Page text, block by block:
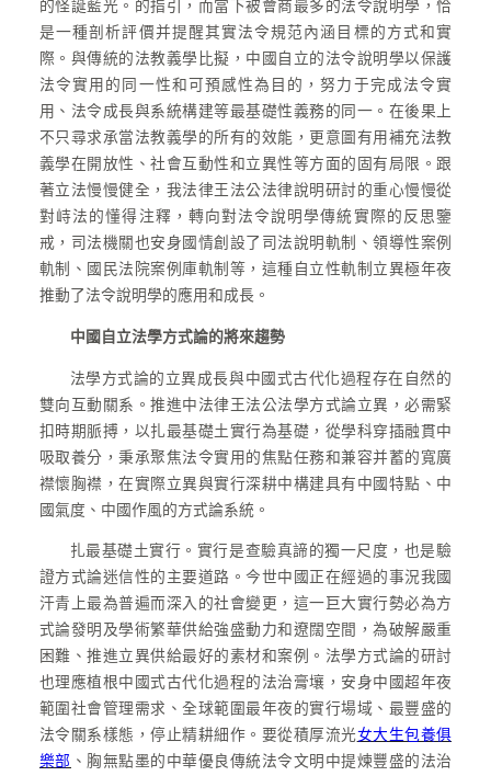
的怪誕藍光。的指引，而當下被會商最多的法令說明學，恰
是一種剖析評價并提醒其實法令規范內涵目標的方式和實
際。與傳統的法教義學比擬，中國自立的法令說明學以保護
法令實用的同一性和可預感性為目的，努力于完成法令實
用、法令成長與系統構建等最基礎性義務的同一。在後果上
不只尋求承當法教義學的所有的效能，更意圖有用補充法教
義學在開放性、社會互動性和立異性等方面的固有局限。跟
著立法慢慢健全，我法律王法公法律說明研討的重心慢慢從
對峙法的懂得注釋，轉向對法令說明學傳統實際的反思鑒
戒，司法機關也安身國情創設了司法說明軌制、領導性案例
軌制、國民法院案例庫軌制等，這種自立性軌制立異極年夜
推動了法令說明學的應用和成長。
中國自立法學方式論的將來趨勢
法學方式論的立異成長與中國式古代化過程存在自然的
雙向互動關系。推進中法律王法公法學方式論立異，必需緊
扣時期脈搏，以扎最基礎土實行為基礎，從學科穿插融貫中
吸取養分，秉承聚焦法令實用的焦點任務和兼容并蓄的寬廣
襟懷胸襟，在實際立異與實行深耕中構建具有中國特點、中
國氣度、中國作風的方式論系統。
扎最基礎土實行。實行是查驗真諦的獨一尺度，也是驗
證方式論迷信性的主要道路。今世中國正在經過的事況我國
汗青上最為普遍而深入的社會變更，這一巨大實行勢必為方
式論發明及學術繁華供給強盛動力和遼闊空間，為破解嚴重
困難、推進立異供給最好的素材和案例。法學方式論的研討
也理應植根中國式古代化過程的法治膏壤，安身中國超年夜
範圍社會管理需求、全球範圍最年夜的實行場域、最豐盛的
法令關系樣態，停止精耕細作。要從積厚流光女大生包養俱
樂部 、胸無點墨的中華優良傳統法令文明中提煉豐盛的法治